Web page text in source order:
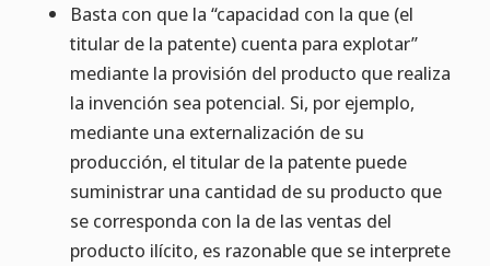
Basta con que la “capacidad con la que (el
titular de la patente) cuenta para explotar”
mediante la provisión del producto que realiza
la invención sea potencial. Si, por ejemplo,
mediante una externalización de su
producción, el titular de la patente puede
suministrar una cantidad de su producto que
se corresponda con la de las ventas del
producto ilícito, es razonable que se interprete